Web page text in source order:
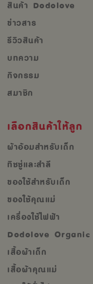
สินค้า Dodolove
ข่าวสาร
รีวิวสินค้า
บทความ
กิจกรรม
สมาชิก
เลือกสินค้าให้ลูก
ผ้าอ้อมสำหรับเด็ก
ทิชชู่และสำลี
ของใช้สำหรับเด็ก
ของใช้คุณแม่
เครื่องใช้ไฟฟ้า
Dodolove Organic
เสื้อผ้าเด็ก
เสื้อผ้าคุณแม่